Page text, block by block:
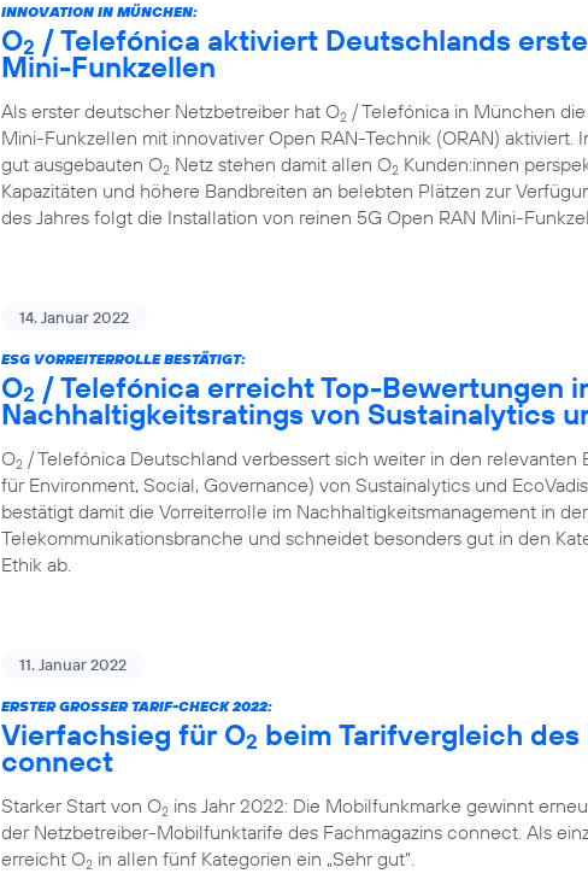
INNOVATION IN MÜNCHEN:
O2 / Telefónica aktiviert Deutschlands
Mini-Funkzellen
Als erster deutscher Netzbetreiber hat O2 / Telefónica in München
Mini-Funkzellen mit innovativer Open RAN-Technik (ORAN) aktiviert.
gut ausgebauten O2 Netz stehen damit allen O2 Kunden:innen
Kapazitäten und höhere Bandbreiten an belebten Plätzen zur
des Jahres folgt die Installation von reinen 5G Open RAN Mini-
14. Januar 2022
ESG VORREITERROLLE BESTÄTIGT:
O2 / Telefónica erreicht Top-Bewertungen
Nachhaltigkeitsratings von Sustainalytics
O2 / Telefónica Deutschland verbessert sich weiter in den relevanten
für Environment, Social, Governance) von Sustainalytics und
bestätigt damit die Vorreiterrolle im Nachhaltigkeitsmanagement in der
Telekommunikationsbranche und schneidet besonders gut in den
Ethik ab.
11. Januar 2022
ERSTER GROSSER TARIF-CHECK 2022:
Vierfachsieg für O2 beim Tarifvergleich des
connect
Starker Start von O2 ins Jahr 2022: Die Mobilfunkmarke gewinnt
der Netzbetreiber-Mobilfunktarife des Fachmagazins connect. Als
erreicht O2 in allen fünf Kategorien ein „Sehr gut“.